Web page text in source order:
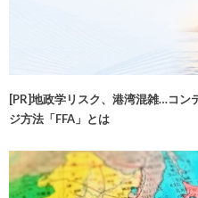
[PR]地政学リスク、港湾混雑…コン
ジ方法「FFA」とは